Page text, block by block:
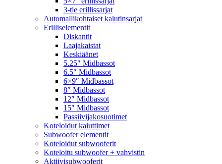
3-tie erillissarjat
Automallikohtaiset kaiutinsarjat
Erilliselementit
Diskantit
Laajakaistat
Keskiäänet
5.25″ Midbassot
6.5″ Midbassot
6×9″ Midbassot
8″ Midbassot
12″ Midbassot
15″ Midbassot
Passiivijakosuotimet
Koteloidut kaiuttimet
Subwoofer elementit
Koteloidut subwooferit
Koteloitu subwoofer + vahvistin
Aktiivisubwooferit